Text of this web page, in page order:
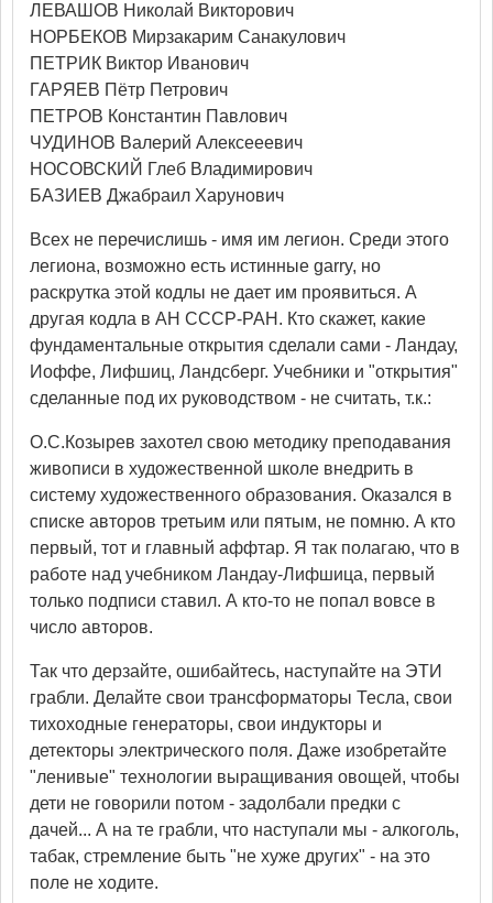
ЛЕВАШОВ Николай Викторович
НОРБЕКОВ Мирзакарим Санакулович
ПЕТРИК Виктор Иванович
ГАРЯЕВ Пётр Петрович
ПЕТРОВ Константин Павлович
ЧУДИНОВ Валерий Алексееевич
НОСОВСКИЙ Глеб Владимирович
БАЗИЕВ Джабраил Харунович
Всех не перечислишь - имя им легион. Среди этого
легиона, возможно есть истинные garry, но
раскрутка этой кодлы не дает им проявиться. А
другая кодла в АН СССР-РАН. Кто скажет, какие
фундаментальные открытия сделали сами - Ландау,
Иоффе, Лифшиц, Ландсберг. Учебники и "открытия"
сделанные под их руководством - не считать, т.к.:
О.С.Козырев захотел свою методику преподавания
живописи в художественной школе внедрить в
систему художественного образования. Оказался в
списке авторов третьим или пятым, не помню. А кто
первый, тот и главный аффтар. Я так полагаю, что в
работе над учебником Ландау-Лифшица, первый
только подписи ставил. А кто-то не попал вовсе в
число авторов.
Так что дерзайте, ошибайтесь, наступайте на ЭТИ
грабли. Делайте свои трансформаторы Тесла, свои
тихоходные генераторы, свои индукторы и
детекторы электрического поля. Даже изобретайте
"ленивые" технологии выращивания овощей, чтобы
дети не говорили потом - задолбали предки с
дачей... А на те грабли, что наступали мы - алкоголь,
табак, стремление быть "не хуже других" - на это
поле не ходите.